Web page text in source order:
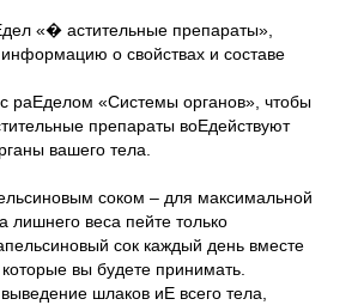
«� астительные препараты»,
о свойствах и составе
раЕделом «Системы органов», чтобы
препараты воЕдействуют
вашего тела.
соком – для максимальной
лишнего веса пейте только
сок каждый день вместе
вы будете принимать.
шлаков иЕ всего тела,